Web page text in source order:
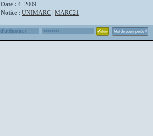
Date : 4- 2009
Notice : UNIMARC MARC21